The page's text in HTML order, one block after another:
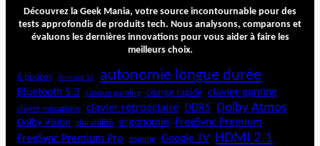
v
e
u
o
b
o
r
o
Découvrez la Geek Mania, votre source incontournable pour des
tests approfondis de produits tech. Nous analysons, comparons et
évaluons les dernières innovations pour vous aider à faire les
meilleurs choix.
6 pouces Android 15 autonomie longue durée
Bluetooth 5.3 casque gaming charge rapide clavier gaming
clavier mécanique clavier rétroéclairé DDR5 Dolby Atmos
Dolby Vision durabilité ergonomie
FreeSync Premium
FreeSync Premium Pro
gaming Google TV HDMI 2.1